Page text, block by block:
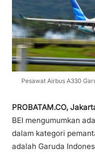
Pesawat Airbus A330
PROBATAM.CO,
BEI mengumumkan
dalam kategori
adalah Garuda